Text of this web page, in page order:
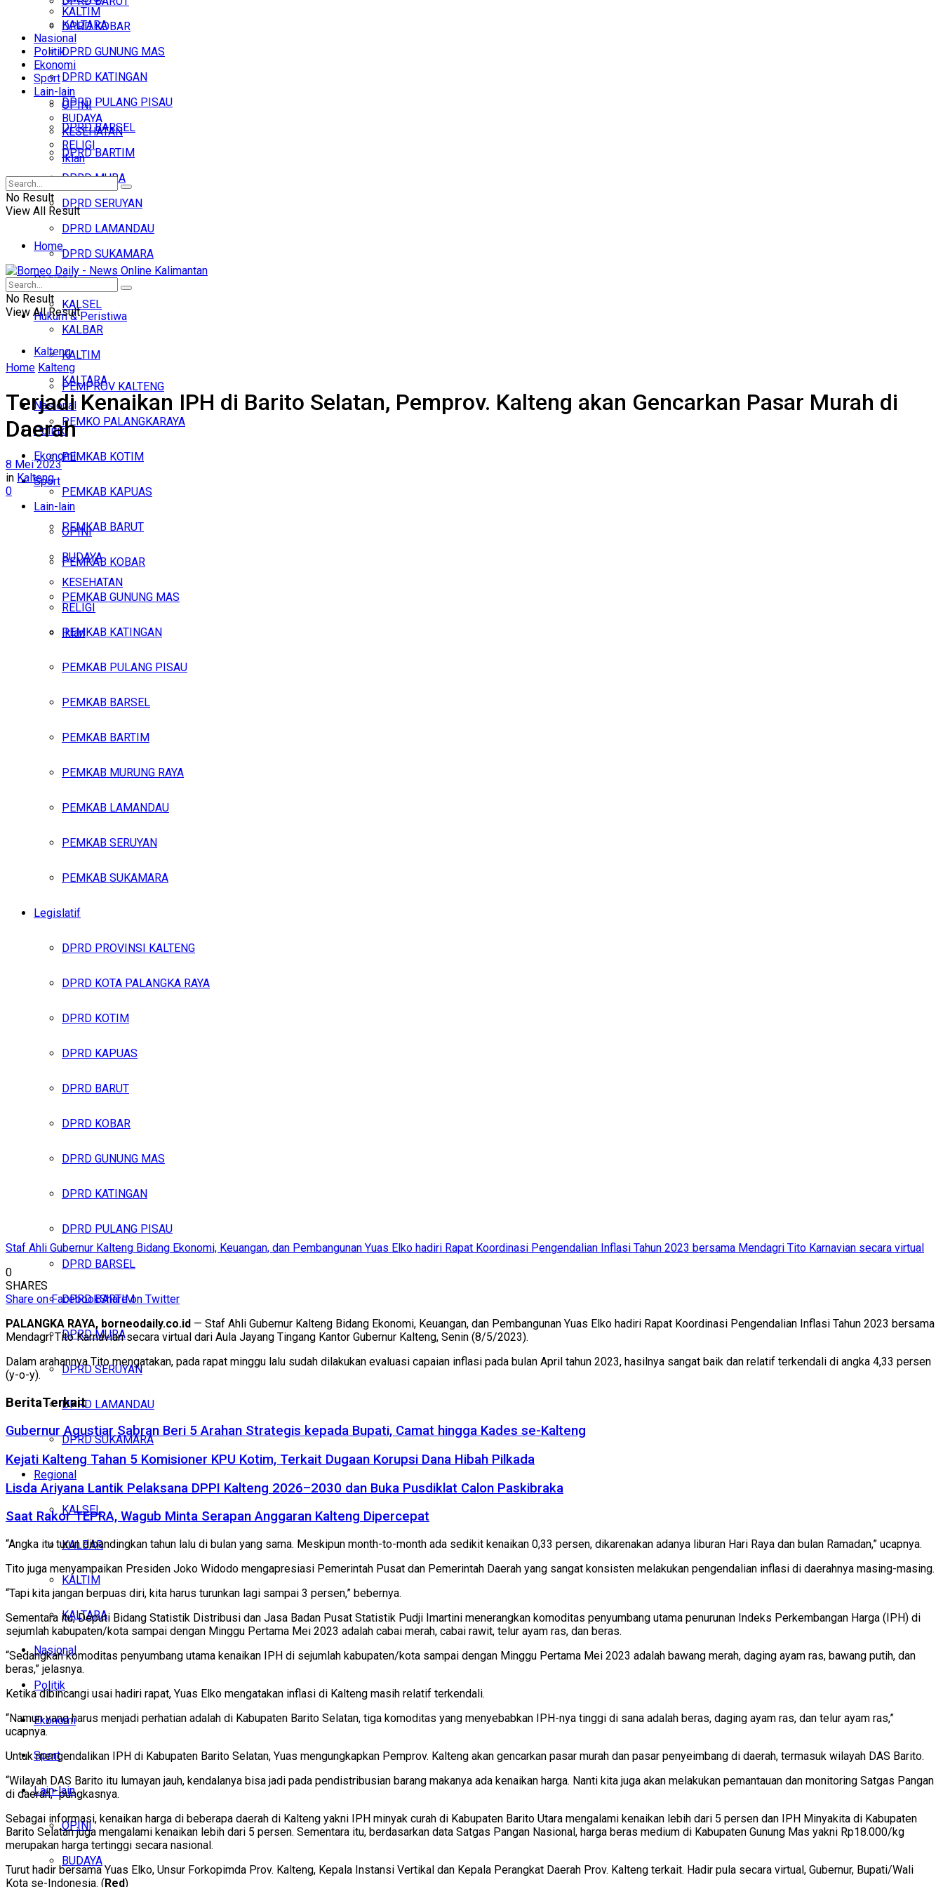
DPRD KOBAR
DPRD GUNUNG MAS
DPRD KATINGAN
DPRD PULANG PISAU
DPRD BARSEL
DPRD BARTIM
DPRD MURA
DPRD SERUYAN
DPRD LAMANDAU
DPRD SUKAMARA
Regional
KALSEL
KALBAR
KALTIM
KALTARA
Nasional
Politik
Ekonomi
Sport
Lain-lain
OPINI
BUDAYA
KESEHATAN
RELIGI
Iklan
Minggu, Agustus 9, 2026
KALTIM
KALTARA
Nasional
Politik
Ekonomi
Sport
Lain-lain
OPINI
BUDAYA
KESEHATAN
RELIGI
Iklan
No Result
View All Result
Home
Headline
Hukum & Peristiwa
Kalteng
PEMPROV KALTENG
PEMKO PALANGKARAYA
PEMKAB KOTIM
PEMKAB KAPUAS
PEMKAB BARUT
PEMKAB KOBAR
PEMKAB GUNUNG MAS
PEMKAB KATINGAN
PEMKAB PULANG PISAU
PEMKAB BARSEL
PEMKAB BARTIM
PEMKAB MURUNG RAYA
PEMKAB LAMANDAU
PEMKAB SERUYAN
PEMKAB SUKAMARA
Legislatif
DPRD PROVINSI KALTENG
DPRD KOTA PALANGKA RAYA
DPRD KOTIM
DPRD KAPUAS
DPRD BARUT
DPRD KOBAR
DPRD GUNUNG MAS
DPRD KATINGAN
DPRD PULANG PISAU
DPRD BARSEL
DPRD BARTIM
DPRD MURA
DPRD SERUYAN
DPRD LAMANDAU
DPRD SUKAMARA
Regional
KALSEL
KALBAR
KALTIM
KALTARA
Nasional
Politik
Ekonomi
Sport
Lain-lain
OPINI
BUDAYA
No Result
View All Result
Home Kalteng
Terjadi Kenaikan IPH di Barito Selatan, Pemprov. Kalteng akan Gencarkan Pasar Murah di
Daerah
8 Mei 2023
in Kalteng
0
Staf Ahli Gubernur Kalteng Bidang Ekonomi, Keuangan, dan Pembangunan Yuas Elko hadiri Rapat Koordinasi Pengendalian Inflasi Tahun 2023 bersama Mendagri Tito Karnavian secara virtual
0
SHARES
Share on FacebookShare on Twitter
PALANGKA RAYA, borneodaily.co.id — Staf Ahli Gubernur Kalteng Bidang Ekonomi, Keuangan, dan Pembangunan Yuas Elko hadiri Rapat Koordinasi Pengendalian Inflasi Tahun 2023 bersama
Mendagri Tito Karnavian secara virtual dari Aula Jayang Tingang Kantor Gubernur Kalteng, Senin (8/5/2023).
Dalam arahannya Tito mengatakan, pada rapat minggu lalu sudah dilakukan evaluasi capaian inflasi pada bulan April tahun 2023, hasilnya sangat baik dan relatif terkendali di angka 4,33 persen
(y-o-y).
BeritaTerkait
Gubernur Agustiar Sabran Beri 5 Arahan Strategis kepada Bupati, Camat hingga Kades se-Kalteng
Kejati Kalteng Tahan 5 Komisioner KPU Kotim, Terkait Dugaan Korupsi Dana Hibah Pilkada
Lisda Ariyana Lantik Pelaksana DPPI Kalteng 2026–2030 dan Buka Pusdiklat Calon Paskibraka
Saat Rakor TEPRA, Wagub Minta Serapan Anggaran Kalteng Dipercepat
“Angka itu turun dibandingkan tahun lalu di bulan yang sama. Meskipun month-to-month ­ada sedikit kenaikan 0,33 persen, dikarenakan adanya liburan Hari Raya dan bulan Ramadan,” ucapnya.
Tito juga menyampaikan Presiden Joko Widodo mengapresiasi Pemerintah Pusat dan Pemerintah Daerah yang sangat konsisten melakukan pengendalian inflasi di daerahnya masing-masing.
“Tapi kita jangan berpuas diri, kita harus turunkan lagi sampai 3 persen,” bebernya.
Sementara itu, Deputi Bidang Statistik Distribusi dan Jasa Badan Pusat Statistik Pudji Imartini menerangkan komoditas penyumbang utama penurunan Indeks Perkembangan Harga (IPH) di
sejumlah kabupaten/kota sampai dengan Minggu Pertama Mei 2023 adalah cabai merah, cabai rawit, telur ayam ras, dan beras.
“Sedangkan komoditas penyumbang utama kenaikan IPH di sejumlah kabupaten/kota sampai dengan Minggu Pertama Mei 2023 adalah bawang merah, daging ayam ras, bawang putih, dan
beras,” jelasnya.
Ketika dibincangi usai hadiri rapat, Yuas Elko mengatakan inflasi di Kalteng masih relatif terkendali.
“Namun yang harus menjadi perhatian adalah di Kabupaten Barito Selatan, tiga komoditas yang menyebabkan IPH-nya tinggi di sana adalah beras, daging ayam ras, dan telur ayam ras,”
ucapnya.
Untuk mengendalikan IPH di Kabupaten Barito Selatan, Yuas mengungkapkan Pemprov. Kalteng akan gencarkan pasar murah dan pasar penyeimbang di daerah, termasuk wilayah DAS Barito.
“Wilayah DAS Barito itu lumayan jauh, kendalanya bisa jadi pada pendistribusian barang makanya ada kenaikan harga. Nanti kita juga akan melakukan pemantauan dan monitoring Satgas Pangan
di daerah,” pungkasnya.
Sebagai informasi, kenaikan harga di beberapa daerah di Kalteng yakni IPH minyak curah di Kabupaten Barito Utara mengalami kenaikan lebih dari 5 persen dan IPH Minyakita di Kabupaten
Barito Selatan juga mengalami kenaikan lebih dari 5 persen. Sementara itu, berdasarkan data Satgas Pangan Nasional, harga beras medium di Kabupaten Gunung Mas yakni Rp18.000/kg
merupakan harga tertinggi secara nasional.
Turut hadir bersama Yuas Elko, Unsur Forkopimda Prov. Kalteng, Kepala Instansi Vertikal dan Kepala Perangkat Daerah Prov. Kalteng terkait. Hadir pula secara virtual, Gubernur, Bupati/Wali
Kota se-Indonesia. ( Red)